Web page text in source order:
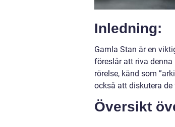
Inledning:
Gamla Stan är en
föreslår att riva
rörelse, känd som
också att diskutera
Översikt